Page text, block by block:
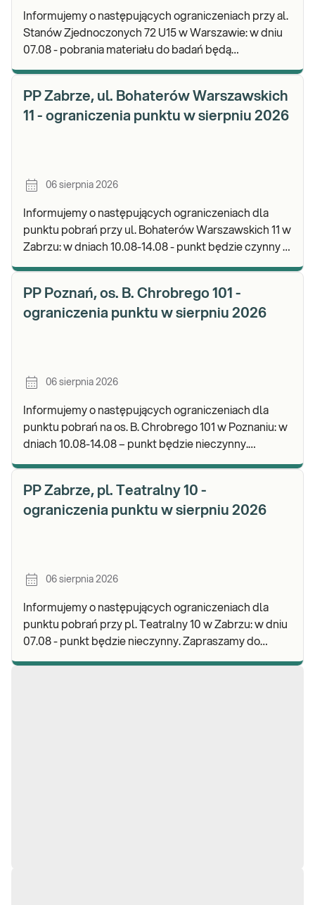
Informujemy o następujących ograniczeniach przy al.
Stanów Zjednoczonych 72 U15 w Warszawie: w dniu
07.08 - pobrania materiału do badań będą
PP Zabrze, ul. Bohaterów Warszawskich
11 - ograniczenia punktu w sierpniu 2026
06 sierpnia 2026
Informujemy o następujących ograniczeniach dla
punktu pobrań przy ul. Bohaterów Warszawskich 11 w
Zabrzu: w dniach 10.08-14.08 - punkt będzie czynny w
PP Poznań, os. B. Chrobrego 101 -
ograniczenia punktu w sierpniu 2026
06 sierpnia 2026
Informujemy o następujących ograniczeniach dla
punktu pobrań na os. B. Chrobrego 101 w Poznaniu: w
dniach 10.08-14.08 – punkt będzie nieczynny.
PP Zabrze, pl. Teatralny 10 -
ograniczenia punktu w sierpniu 2026
06 sierpnia 2026
Informujemy o następujących ograniczeniach dla
punktu pobrań przy pl. Teatralny 10 w Zabrzu: w dniu
07.08 - punkt będzie nieczynny. Zapraszamy do